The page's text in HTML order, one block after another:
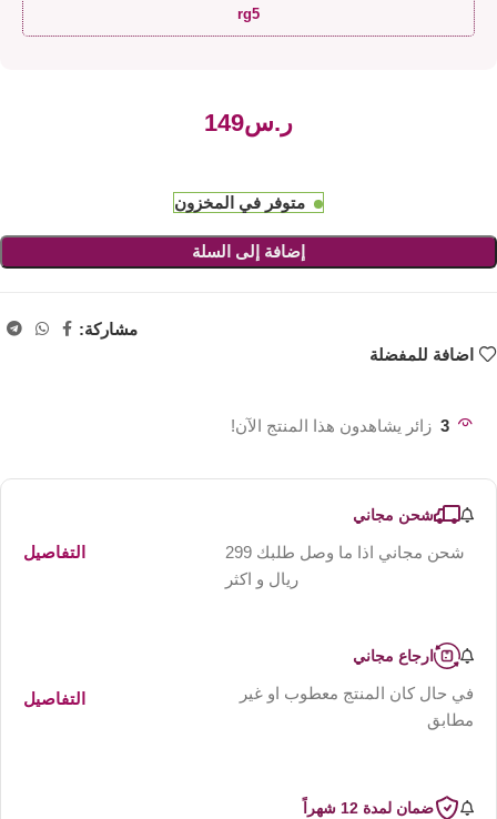
rg5
ر.س
متوفر في المخزون
إضافة إلى السلة
مشاركة:
اضافة للمفضلة
3 زائر يشاهدون هذا المنتج الآن!
شحن مجاني
شحن مجاني اذا ما وصل طلبك 299
ريال و اكثر
التفاصيل
ارجاع مجاني
في حال كان المنتج معطوب او غير
مطابق
التفاصيل
ضمان لمدة 12 شهراً